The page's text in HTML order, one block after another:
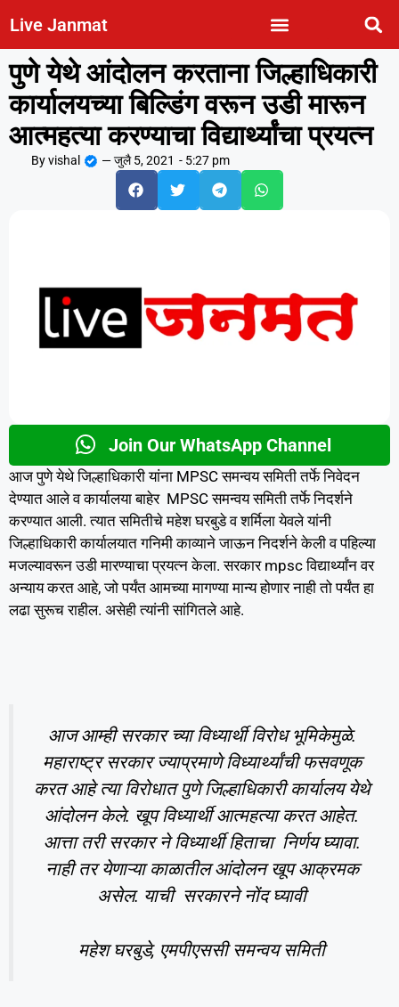
Live Janmat
पुणे येथे आंदोलन करताना जिल्हाधिकारी
कार्यालयच्या बिल्डिंग वरून उडी मारून
आत्महत्या करण्याचा विद्यार्थ्यांचा प्रयत्न
Byvishal —जुलै 5, 2021 - 5:27 pm
Join Our WhatsApp Channel
आज पुणे येथे जिल्हाधिकारी यांना MPSC समन्वय समिती तर्फे निवेदन
देण्यात आले व कार्यालया बाहेर MPSC समन्वय समिती तर्फे निदर्शने
करण्यात आली. त्यात समितीचे महेश घरबुडे व शर्मिला येवले यांनी
जिल्हाधिकारी कार्यालयात गनिमी काव्याने जाऊन निदर्शने केली व पहिल्या
मजल्यावरून उडी मारण्याचा प्रयत्न केला. सरकार mpsc विद्यार्थ्यांन वर
अन्याय करत आहे, जो पर्यंत आमच्या मागण्या मान्य होणार नाही तो पर्यंत हा
लढा सुरूच राहील. असेही त्यांनी सांगितले आहे.
आज आम्ही सरकार च्या विध्यार्थी विरोध भूमिकेमुळे.
महाराष्ट्र सरकार ज्याप्रमाणे विध्यार्थ्यांची फसवणूक
करत आहे त्या विरोधात पुणे जिल्हाधिकारी कार्यालय येथे
आंदोलन केले. खूप विध्यार्थी आत्महत्या करत आहेत.
आत्ता तरी सरकार ने विध्यार्थी हिताचा निर्णय घ्यावा.
नाही तर येणाऱ्या काळातील आंदोलन खूप आक्रमक
असेल. याची सरकारने नोंद घ्यावी
महेश घरबुडे, एमपीएससी समन्वय समिती